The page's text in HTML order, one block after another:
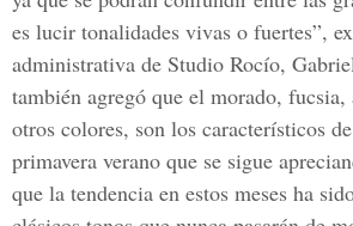
es lucir tonalidades vivas o fuertes”,
administrativa de Studio Rocío,
también agregó que el morado,
otros colores, son los característicos
primavera verano que se sigue
que la tendencia en estos meses ha